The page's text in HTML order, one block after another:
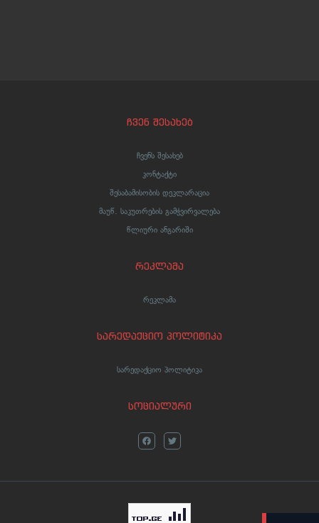
ჩვენ შესახებ
ჩვენს შესახებ
კონტაქტი
შესაბამისობის დეკლარაცია
მაუწ. საკუთრების გამჭვირვალება
წლიური ანგარიში
რეკლამა
რეკლამა
სარედაქციო პოლიტიკა
სარედაქციო პოლიტიკა
სოციალური